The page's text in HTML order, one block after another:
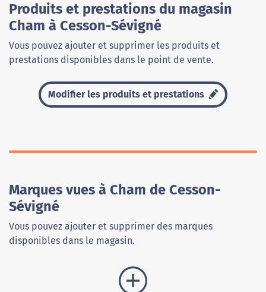
Produits et prestations du magasin
Cham à Cesson-Sévigné
Vous pouvez ajouter et supprimer les produits et
prestations disponibles dans le point de vente.
Modifier les produits et prestations
Marques vues à Cham de Cesson-
Sévigné
Vous pouvez ajouter et supprimer des marques
disponibles dans le magasin.